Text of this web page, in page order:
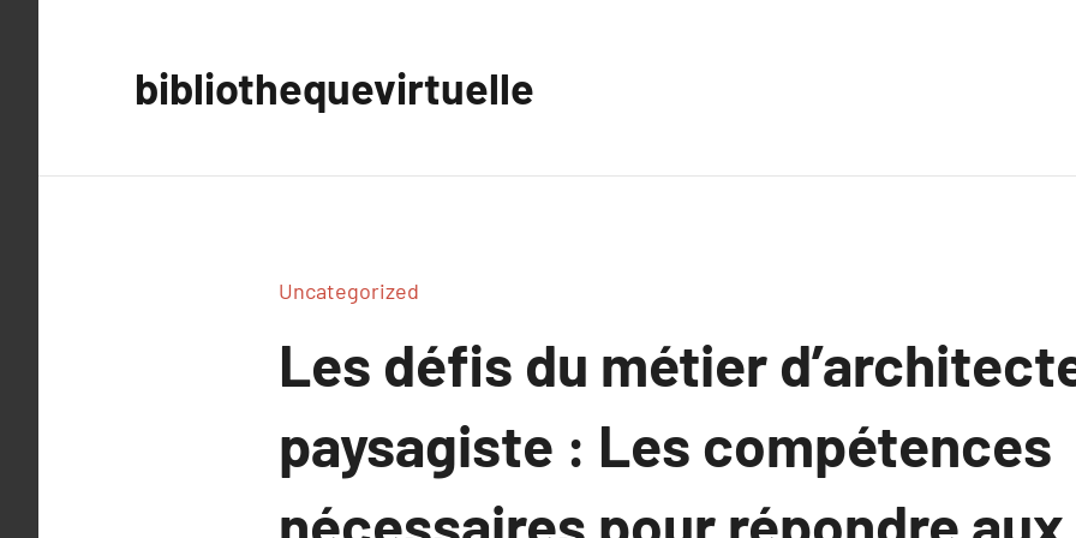
bibliothequevirtuelle
Uncategorized
Les défis du métier
paysagiste : Les compétences